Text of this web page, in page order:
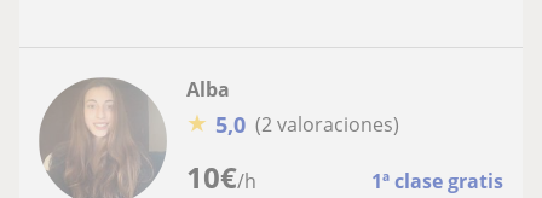
10€/h 1ª clase gratis
Alba
★ 5,0 (2 valoraciones)